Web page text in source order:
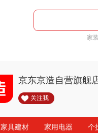
家
京东京造自营旗舰
关注我
家具建材 家用电器 个